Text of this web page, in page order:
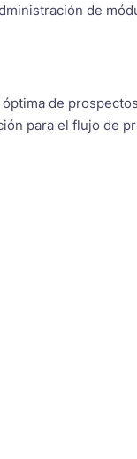
de
de
para el flujo de